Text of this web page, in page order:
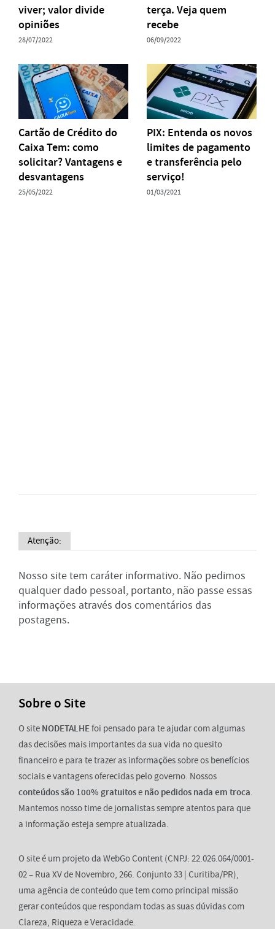
viver; valor divide
opiniões
28/07/2022
terça. Veja quem
recebe
06/09/2022
Cartão de Crédito do
Caixa Tem: como
solicitar? Vantagens e
desvantagens
25/05/2022
PIX: Entenda os novos
limites de pagamento
e transferência pelo
serviço!
01/03/2021
Atenção:
Nosso site tem caráter informativo. Não pedimos
qualquer dado pessoal, portanto, não passe essas
informações através dos comentários das
postagens.
Sobre o Site
O site NODETALHEfoi pensado para te ajudar com algumas
das decisões mais importantes da sua vida no quesito
financeiro e para te trazer as informações sobre os benefícios
sociais e vantagens oferecidas pelo governo. Nossos
conteúdos são 100% gratuitose não pedidos nada em troca.
Mantemos nosso time de jornalistas sempre atentos para que
a informação esteja sempre atualizada.
O site é um projeto da WebGo Content (CNPJ: 22.026.064/0001-
02 – Rua XV de Novembro, 266. Conjunto 33 | Curitiba/PR),
uma agência de conteúdo que tem como principal missão
gerar conteúdos que respondam todas as suas dúvidas com
Clareza, Riqueza e Veracidade.